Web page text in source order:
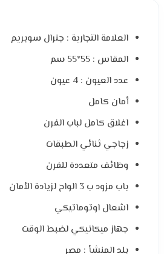
العلامة التجارية : جنرال سوبريم
المقاس : 55*55 سم
عدد العيون : 4 عيون
أمان كامل
اغلاق كامل لباب الفرن
زجاجي ثنائي الطبقات
وظائف متعددة للفرن
باب مزود ب 3 الواح لزيادة الأمان
اشعال اوتوماتيكي
جهاز ميكانيكي لضبط الوقت
بلد المنشأ : مصر